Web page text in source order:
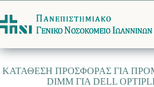
στο
περιεχόμενο
ΚΑΤΑΘΕΣΗ ΠΡΟΣΦΟΡΑΣ ΓΙΑ
DIMM ΓΙΑ DELL